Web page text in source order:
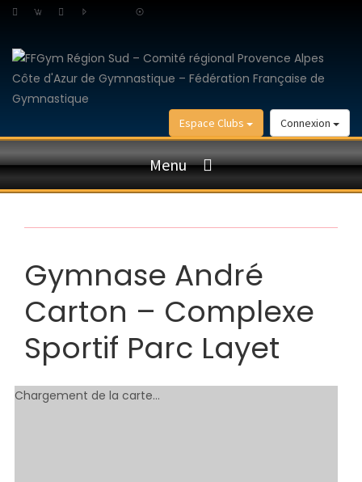
Connexion
Espace Clubs
Menu
Gymnase André
Carton – Complexe
Sportif Parc Layet
Chargement de la carte…